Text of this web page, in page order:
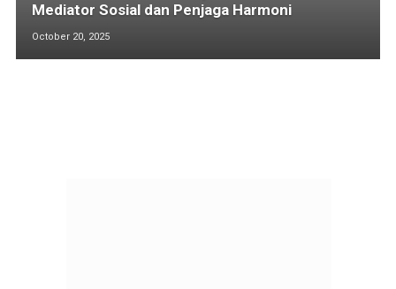
Mediator Sosial dan Penjaga Harmoni
October 20, 2025